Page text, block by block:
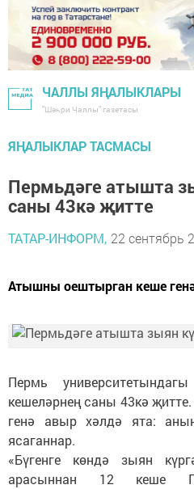
ЧАЛЛЫ ЯҢАЛЫКЛАРЫ
"Шәһри Чаллы" газетасы
ЯҢАЛЫКЛАР ТАСМАСЫ
Пермьдәге атышта
саны 43кә җитте
ТАТАР-ИНФОРМ, 22 сентябрь
Атышны оештырган кеше
Пермь
кешеләрнең саны 43кә
генә авыр хәлдә ята:
ясаганнар.
«Бүгенге көндә зыян
арасыннан 12 кеше